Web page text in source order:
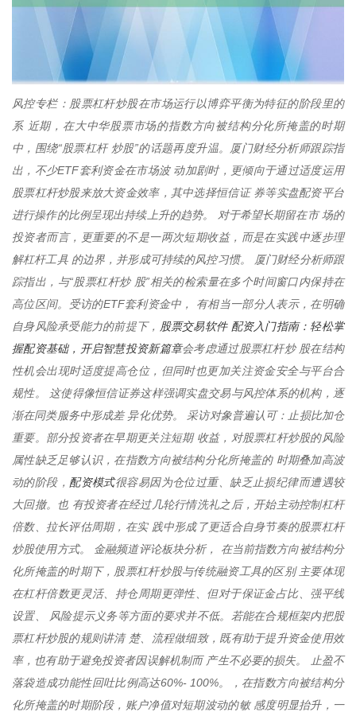
风控专栏：股票杠杆炒股在市场运行以博弈平衡为特征的阶段里的
系 近期，在大中华股票市场的指数方向被结构分化所掩盖的时期
中，围绕“股票杠杆 炒股”的话题再度升温。厦门财经分析师跟踪指
出，不少ETF套利资金在市场波 动加剧时，更倾向于通过适度运用
股票杠杆炒股来放大资金效率，其中选择恒信证 券等实盘配资平台
进行操作的比例呈现出持续上升的趋势。 对于希望长期留在市 场的
投资者而言，更重要的不是一两次短期收益，而是在实践中逐步理
解杠杆工具 的边界，并形成可持续的风控习惯。 厦门财经分析师跟
踪指出，与“股票杠杆炒 股”相关的检索量在多个时间窗口内保持在
高位区间。受访的ETF套利资金中， 有相当一部分人表示，在明确
自身风险承受能力的前提下， 股票交易软件 配资入门指南：轻松掌
握配资基础，开启智慧投资新篇章会考虑通过股票杠杆炒 股在结构
性机会出现时适度提高仓位，但同时也更加关注资金安全与平台合
规性。 这使得像恒信证券这样强调实盘交易与风控体系的机构，逐
渐在同类服务中形成差 异化优势。 采访对象普遍认可：止损比加仓
重要。部分投资者在早期更关注短期 收益，对股票杠杆炒股的风险
属性缺乏足够认识，在指数方向被结构分化所掩盖的 时期叠加高波
动的阶段， 配资模式很容易因为仓位过重、缺乏止损纪律而遭遇较
大回撤。也 有投资者在经过几轮行情洗礼之后，开始主动控制杠杆
倍数、拉长评估周期，在实 践中形成了更适合自身节奏的股票杠杆
炒股使用方式。 金融频道评论板块分析， 在当前指数方向被结构分
化所掩盖的时期下，股票杠杆炒股与传统融资工具的区别 主要体现
在杠杆倍数更灵活、持仓周期更弹性、但对于保证金占比、强平线
设置、 风险提示义务等方面的要求并不低。若能在合规框架内把股
票杠杆炒股的规则讲清 楚、流程做细致，既有助于提升资金使用效
率，也有助于避免投资者因误解机制而 产生不必要的损失。 止盈不
落袋造成功能性回吐比例高达60%- 100%。，在指数方向被结构分
化所掩盖的时期阶段，账户净值对短期波动的敏 感度明显抬升，一